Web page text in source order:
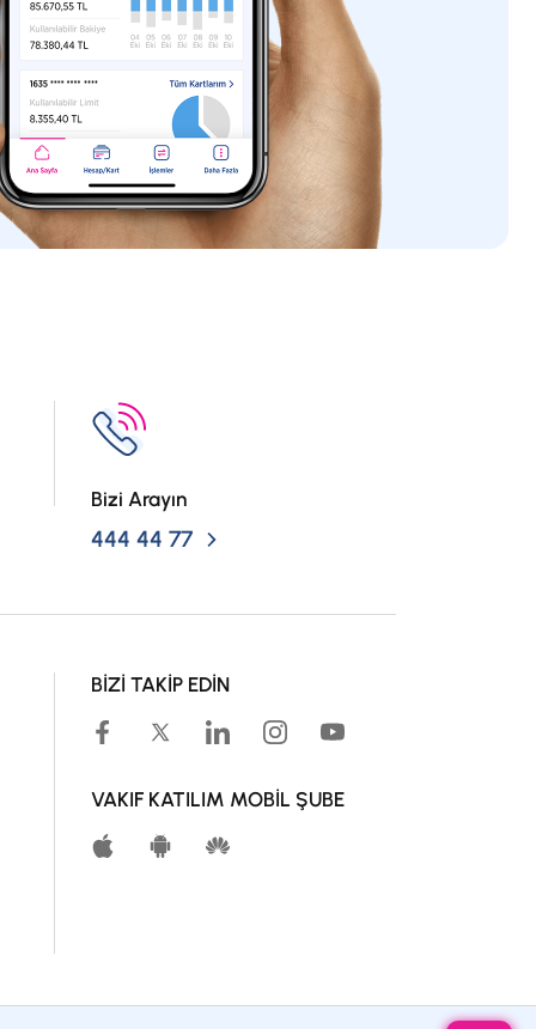
kişilerin çeklerini
ilgili daha kapsamlı bilgilere
keşideciden herhangi bir onay
ve ödenmemiş çek adet ve tutarlarını
ticari ilişkilerde bulunduğunuz kişilerin
geçerli ve güncel olup olmadıklarını
Bizi Arayın
444 44 77
BİZİ TAKİP EDİN
VAKIF KATILIM MOBİL ŞUBE